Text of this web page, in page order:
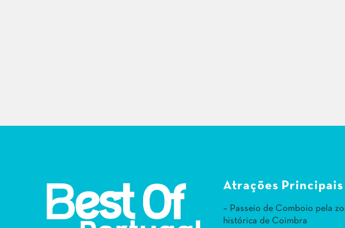
Atrações Principais
– Passeio de Comboio pela
histórica de Coimbra